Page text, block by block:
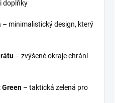
doplňky
– minimalistický design, který
– zvýšené okraje chrání
Green – taktická zelená pro